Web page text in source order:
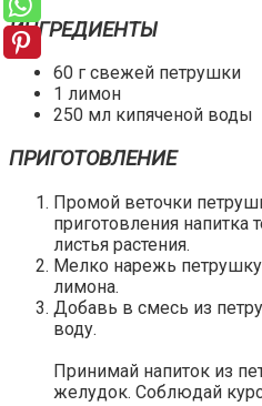
ИНГРЕДИЕНТЫ
60 г свежей петрушки
1 лимон
250 мл кипяченой воды
ПРИГОТОВЛЕНИЕ
Промой веточки
приготовления напитка
листья растения.
Мелко нарежь
лимона.
Добавь в смесь из
Принимай напиток из
желудок. Соблюдай